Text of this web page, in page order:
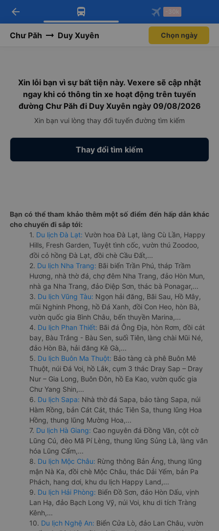
Tải app Vexere ngay!
Nhận ưu đãi thành viên độc
Mở app
Tải app Vexere
-30k/ghế khi đặt vé máy bay qua
Mở app
arrow_back -30k
Chư Păh Duy Xuyên Chọn ngày
Xin lỗi bạn vì sự bất tiện này. Vexere sẽ cập nhật
ngay khi có thông tin xe hoạt động trên tuyến
đường Chư Păh đi Duy Xuyên ngày 09/08/2026
Xin bạn vui lòng thay đổi tuyến đường tìm kiếm
Thay đổi tìm kiếm
Bạn có thể tham khảo thêm một số điểm đến hấp dẫn khác
cho chuyến đi sắp tới:
1. Du lịch Đà Lạt: Vườn hoa Đà Lạt, làng Cù Lần, Happy
Hills, Fresh Garden, Tuyệt tình cốc, vườn thú Zoodoo,
đồi cỏ hồng Đà Lạt, đồi chè Cầu Đất,...
2. Du lịch Nha Trang: Bãi biển Trần Phú, tháp Trầm
Hương, nhà thờ đá, chợ đêm Nha Trang, đảo Hòn Mun,
nhà ga Nha Trang, đảo Điệp Sơn, thác bà Ponagar,...
3. Du lịch Vũng Tàu: Ngọn hải đăng, Bãi Sau, Hồ Mây,
mũi Nghinh Phong, hồ Đá Xanh, đồi Con Heo, hòn Bà,
vườn quốc gia Bình Châu, bến thuyền Marina,...
4. Du lịch Phan Thiết: Bãi đá Ông Địa, hòn Rơm, đồi cát
bay, Bàu Trắng - Bàu Sen, suối Tiên, làng chài Mũi Né,
đảo Hòn Bà, hải đăng Kê Gà,...
5. Du lịch Buôn Ma Thuột: Bảo tàng cà phê Buôn Mê
Thuột, núi Đá Voi, hồ Lắk, cụm 3 thác Dray Sap – Dray
Nur – Gia Long, Buôn Đôn, hồ Ea Kao, vườn quốc gia
Chư Yang Shin,...
6. Du lịch Sapa: Nhà thờ đá Sapa, bảo tàng Sapa, núi
Hàm Rồng, bản Cát Cát, thác Tiên Sa, thung lũng Hoa
Hồng, thung lũng Mường Hoa,...
7. Du lịch Hà Giang: Cao nguyên đá Đồng Văn, cột cờ
Lũng Cú, đèo Mã Pí Lèng, thung lũng Sủng Là, làng văn
hóa Lũng Cẩm,...
8. Du lịch Mộc Châu: Rừng thông Bản Áng, thung lũng
mận Nà Ka, đồi chè Mộc Châu, thác Dải Yếm, bản Pa
Phách, hang dơi, khu du lịch Happy Land,...
9. Du lịch Hải Phòng: Biển Đồ Sơn, đảo Hòn Dấu, vịnh
Lan Hạ, đảo Bạch Long Vỹ, núi Voi, khu di tích Tràng
Kênh,...
10. Du lịch Nghệ An: Biển Cửa Lò, đảo Lan Châu, vườn